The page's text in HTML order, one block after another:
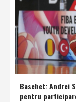
Baschet: Andrei
pentru